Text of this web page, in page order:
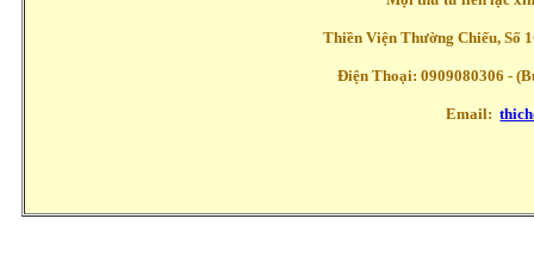
Thiền Viện Thường Chiếu, Số
Điện Thoại: 0909080306 -
Email: